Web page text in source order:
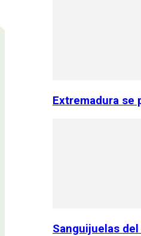
Extremadura se
Sanguijuelas